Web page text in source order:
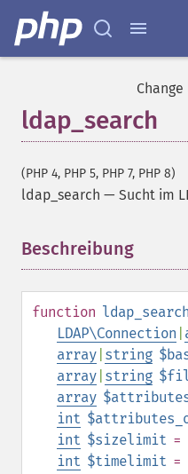
ldap_search
(PHP 4, PHP 5, PHP 7, PHP 8)
ldap_search — Sucht im
Beschreibung
function ldap_search
LDAP\Connection
array string
array string
array
int
int $sizelimit =
int $timelimit =